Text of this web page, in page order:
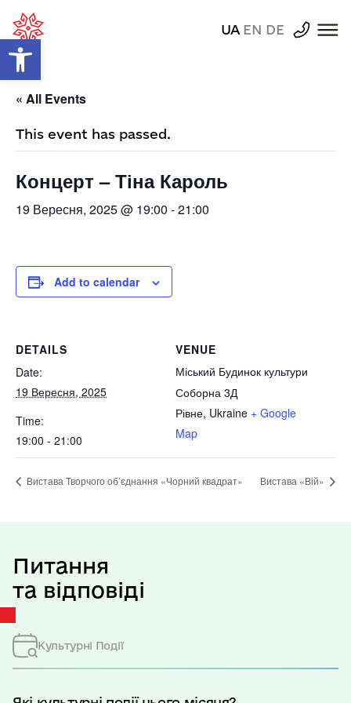
Відкрити Панель інструментів
UA EN DE
« All Events
This event has passed.
Концерт – Тіна Кароль
19 Вересня, 2025 @ 19:00 -21:00
Add to calendar
DETAILS
Date:
19 Вересня, 2025
Time:
19:00 - 21:00
VENUE
Міський Будинок культури
Соборна 3Д
Рівне, Ukraine + Google
Map
Вистава Творчого об’єднання «Чорний квадрат» Вистава «Вій»
Питання
та відповіді
Культурні Події